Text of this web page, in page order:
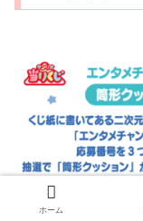
ホーム